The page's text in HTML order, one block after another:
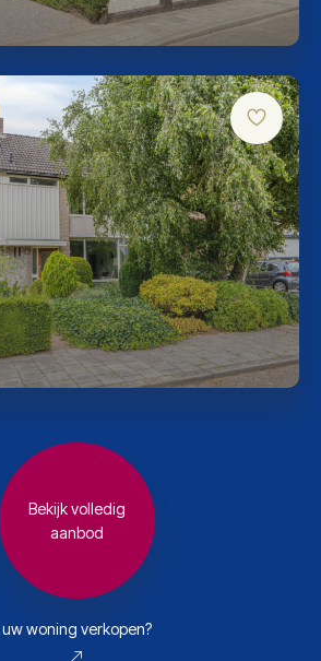
Bekijk volledig
aanbod
uw woning verkopen?